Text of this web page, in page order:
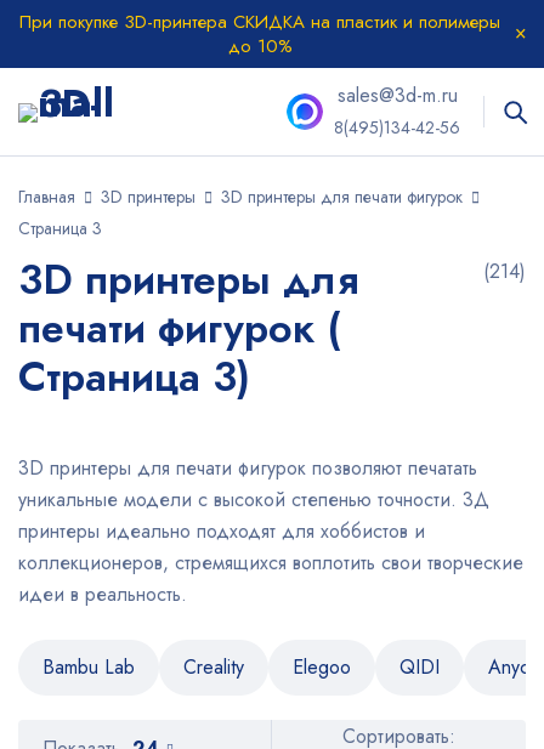
При покупке 3D-принтера СКИДКА на пластик и полимеры
до 10%
sales@3d-m.ru
8(495)134-42-56
Главная 3D принтеры
3D принтеры для печати фигурок
Страница 3
3D принтеры для
печати фигурок (
Страница 3)
(214)
3D принтеры для печати фигурок позволяют печатать
уникальные модели с высокой степенью точности. 3Д
принтеры идеально подходят для хоббистов и
коллекционеров, стремящихся воплотить свои творческие
идеи в реальность.
Bambu Lab Creality Elegoo QIDI
Сортировать: